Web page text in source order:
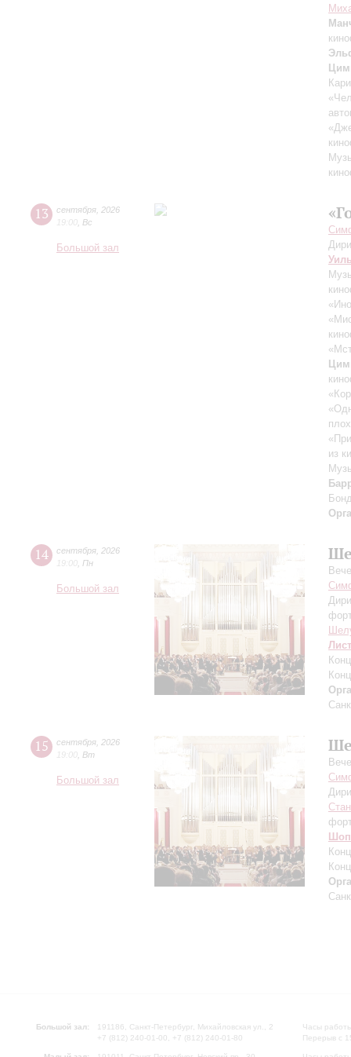
13 сентября 2026
19:00 Вс
Большой зал
из
14 сентября 2026
19:00 Пн
Большой зал
Лист
15 сентября 2026
19:00 Вт
Большой зал
Большой зал:
191186, Санкт-Петербург, Михайловская ул., 2
+7 (812) 240-01-00, +7 (812) 240-01-80
Часы
Перерыв с